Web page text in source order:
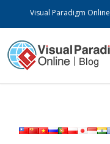
Visual Paradigm